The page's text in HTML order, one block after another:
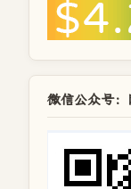
微信公众号